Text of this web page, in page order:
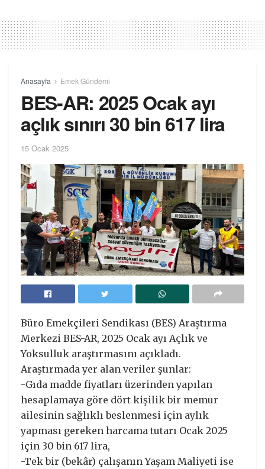
Anasayfa Emek Gündemi
BES-AR: 2025 Ocak ayı
açlık sınırı 30 bin 617 lira
15 Ocak 2025
Büro Emekçileri Sendikası (BES) Araştırma
Merkezi BES-AR, 2025 Ocak ayı Açlık ve
Yoksulluk araştırmasını açıkladı.
Araştırmada yer alan veriler şunlar:
-Gıda madde fiyatları üzerinden yapılan
hesaplamaya göre dört kişilik bir memur
ailesinin sağlıklı beslenmesi için aylık
yapması gereken harcama tutarı Ocak 2025
için 30 bin 617 lira,
-Tek bir (bekâr) çalışanın Yaşam Maliyeti ise